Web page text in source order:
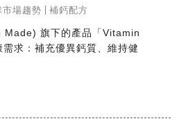
市場趨勢 補鈣配方
Made) 旗下的產品「Vitamin
求：補充優異鈣質、維持健